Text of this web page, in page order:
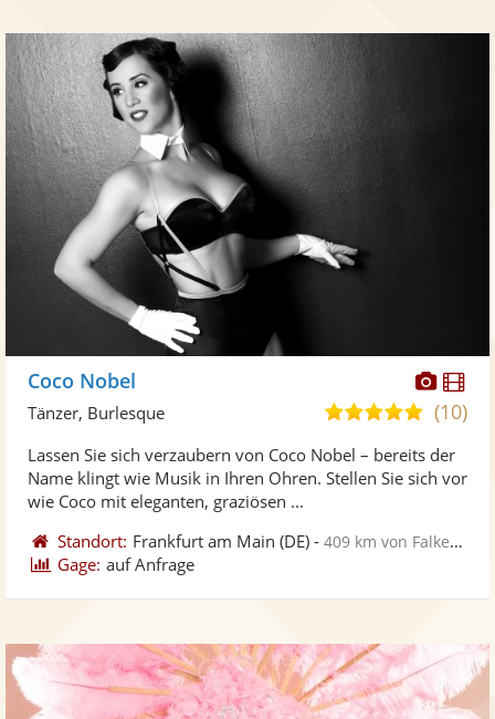
Fotos
Coco Nobel
5,0
5
(10)
Tänzer, Burlesque
Lassen Sie sich verzaubern von Coco Nobel – bereits der
Name klingt wie Musik in Ihren Ohren. Stellen Sie sich vor
wie Coco mit eleganten, graziösen ...
Standort: Frankfurt am Main (DE) -409 km von Falkensee
Gage: auf Anfrage